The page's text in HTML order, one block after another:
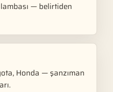
— belirtiden
Honda — şanzıman